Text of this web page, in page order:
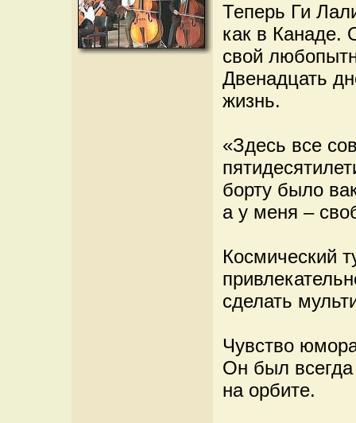
Теперь Ги
как в Канаде.
свой
Двенадцать
жизнь.
«Здесь все
борту было
а у меня –
Космический
сделать
Чувство
Он был
на орбите.